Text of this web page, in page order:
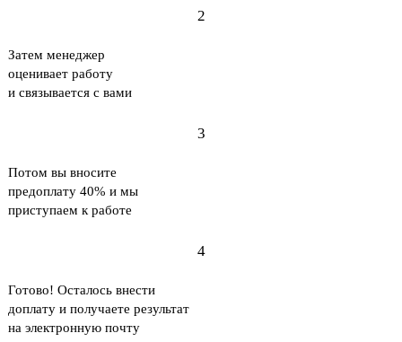
2
Затем менеджер
оценивает работу
и связывается с вами
3
Потом вы вносите
предоплату 40% и мы
приступаем к работе
4
Готово! Осталось внести
доплату и получаете результат
на электронную почту